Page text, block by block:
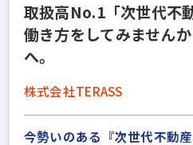
取扱高No.1「次世代不
働き方をしてみません
へ。
株式会社TERASS
今勢いのある『次世代不動